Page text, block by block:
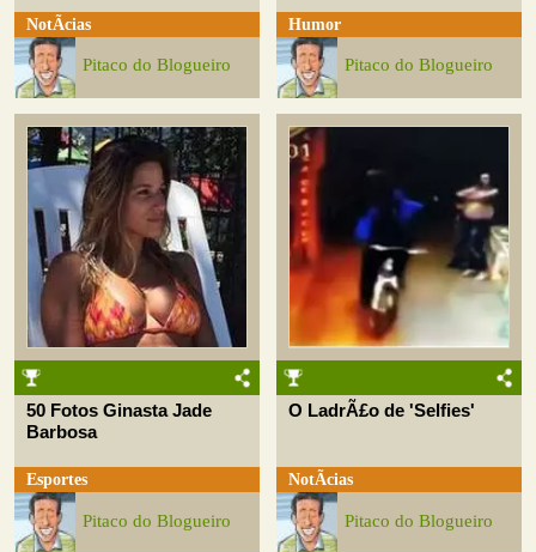
NotÃ­cias
Pitaco do Blogueiro
Humor
Pitaco do Blogueiro
50 Fotos Ginasta Jade
Barbosa
Esportes
Pitaco do Blogueiro
O LadrÃ£o de 'Selfies'
NotÃ­cias
Pitaco do Blogueiro